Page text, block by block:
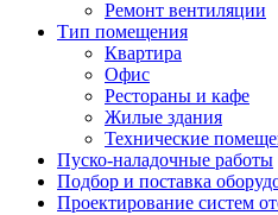
Ремонт вентиляции
Тип помещения
Квартира
Офис
Рестораны и кафе
Жилые здания
Технические
Пуско-наладочные работы
Подбор и поставка
Проектирование систем